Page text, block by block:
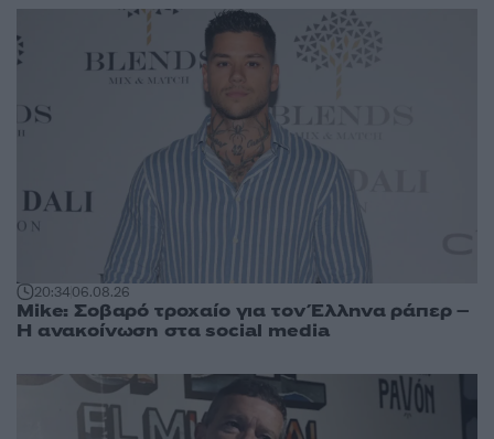
20:3406.08.26
Mike: Σοβαρό τροχαίο για τον Έλληνα ράπερ –
Η ανακοίνωση στα social media